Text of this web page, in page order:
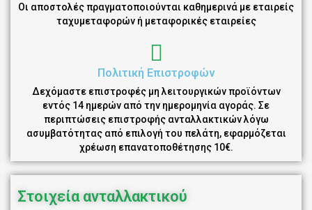
Οι αποστολές πραγματοποιούνται καθημερινά με εταιρείς
ταχυμεταφορών ή μεταφορικές εταιρείες
Πολιτική Επιστροφών
Δεχόμαστε επιστροφές μη λειτουργικών προϊόντων
εντός 14 ημερών από την ημερομηνία αγοράς. Σε
περιπτώσεις επιστροφής ανταλλακτικών λόγω
ασυμβατότητας από επιλογή του πελάτη, εφαρμόζεται
χρέωση επανατοποθέτησης 10€.
Στοιχεία ανταλλακτικού